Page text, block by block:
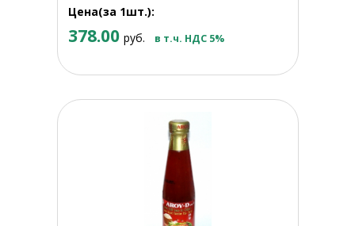
Цена(за 1шт.):
378.00 руб. в т.ч. НДС 5%